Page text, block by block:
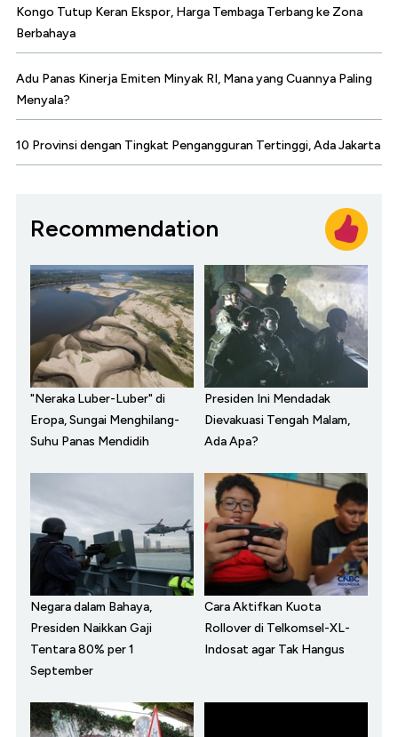
Kongo Tutup Keran Ekspor, Harga Tembaga Terbang ke Zona
Berbahaya
Adu Panas Kinerja Emiten Minyak RI, Mana yang Cuannya Paling
Menyala?
10 Provinsi dengan Tingkat Pengangguran Tertinggi, Ada Jakarta
Recommendation
"Neraka Luber-Luber" di
Eropa, Sungai Menghilang-
Suhu Panas Mendidih
Presiden Ini Mendadak
Dievakuasi Tengah Malam,
Ada Apa?
Negara dalam Bahaya,
Presiden Naikkan Gaji
Tentara 80% per 1
September
Cara Aktifkan Kuota
Rollover di Telkomsel-XL-
Indosat agar Tak Hangus